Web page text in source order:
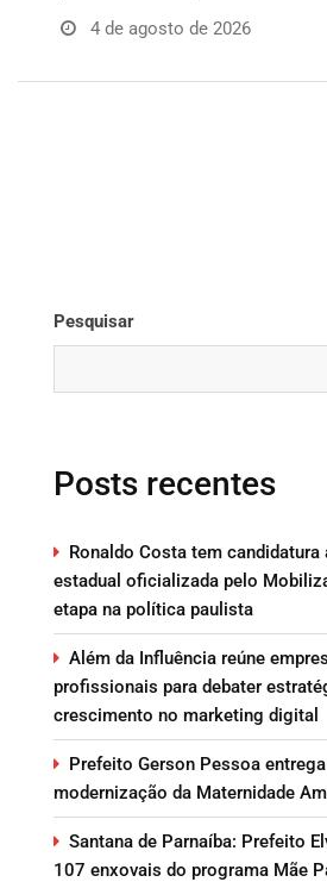
4 de agosto de 2026
Pesquisar
Posts recentes
Ronaldo Costa tem candidatura
estadual oficializada pelo
etapa na política paulista
Além da Influência reúne
profissionais para debater
crescimento no marketing digital
Prefeito Gerson Pessoa
modernização da Maternidade
Santana de Parnaíba: Prefeito
107 enxovais do programa Mãe